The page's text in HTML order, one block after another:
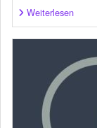
Weiterlesen